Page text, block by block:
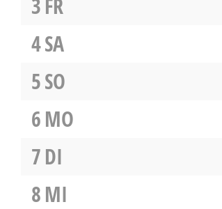
3FR
4SA
5SO
6MO
7DI
8MI